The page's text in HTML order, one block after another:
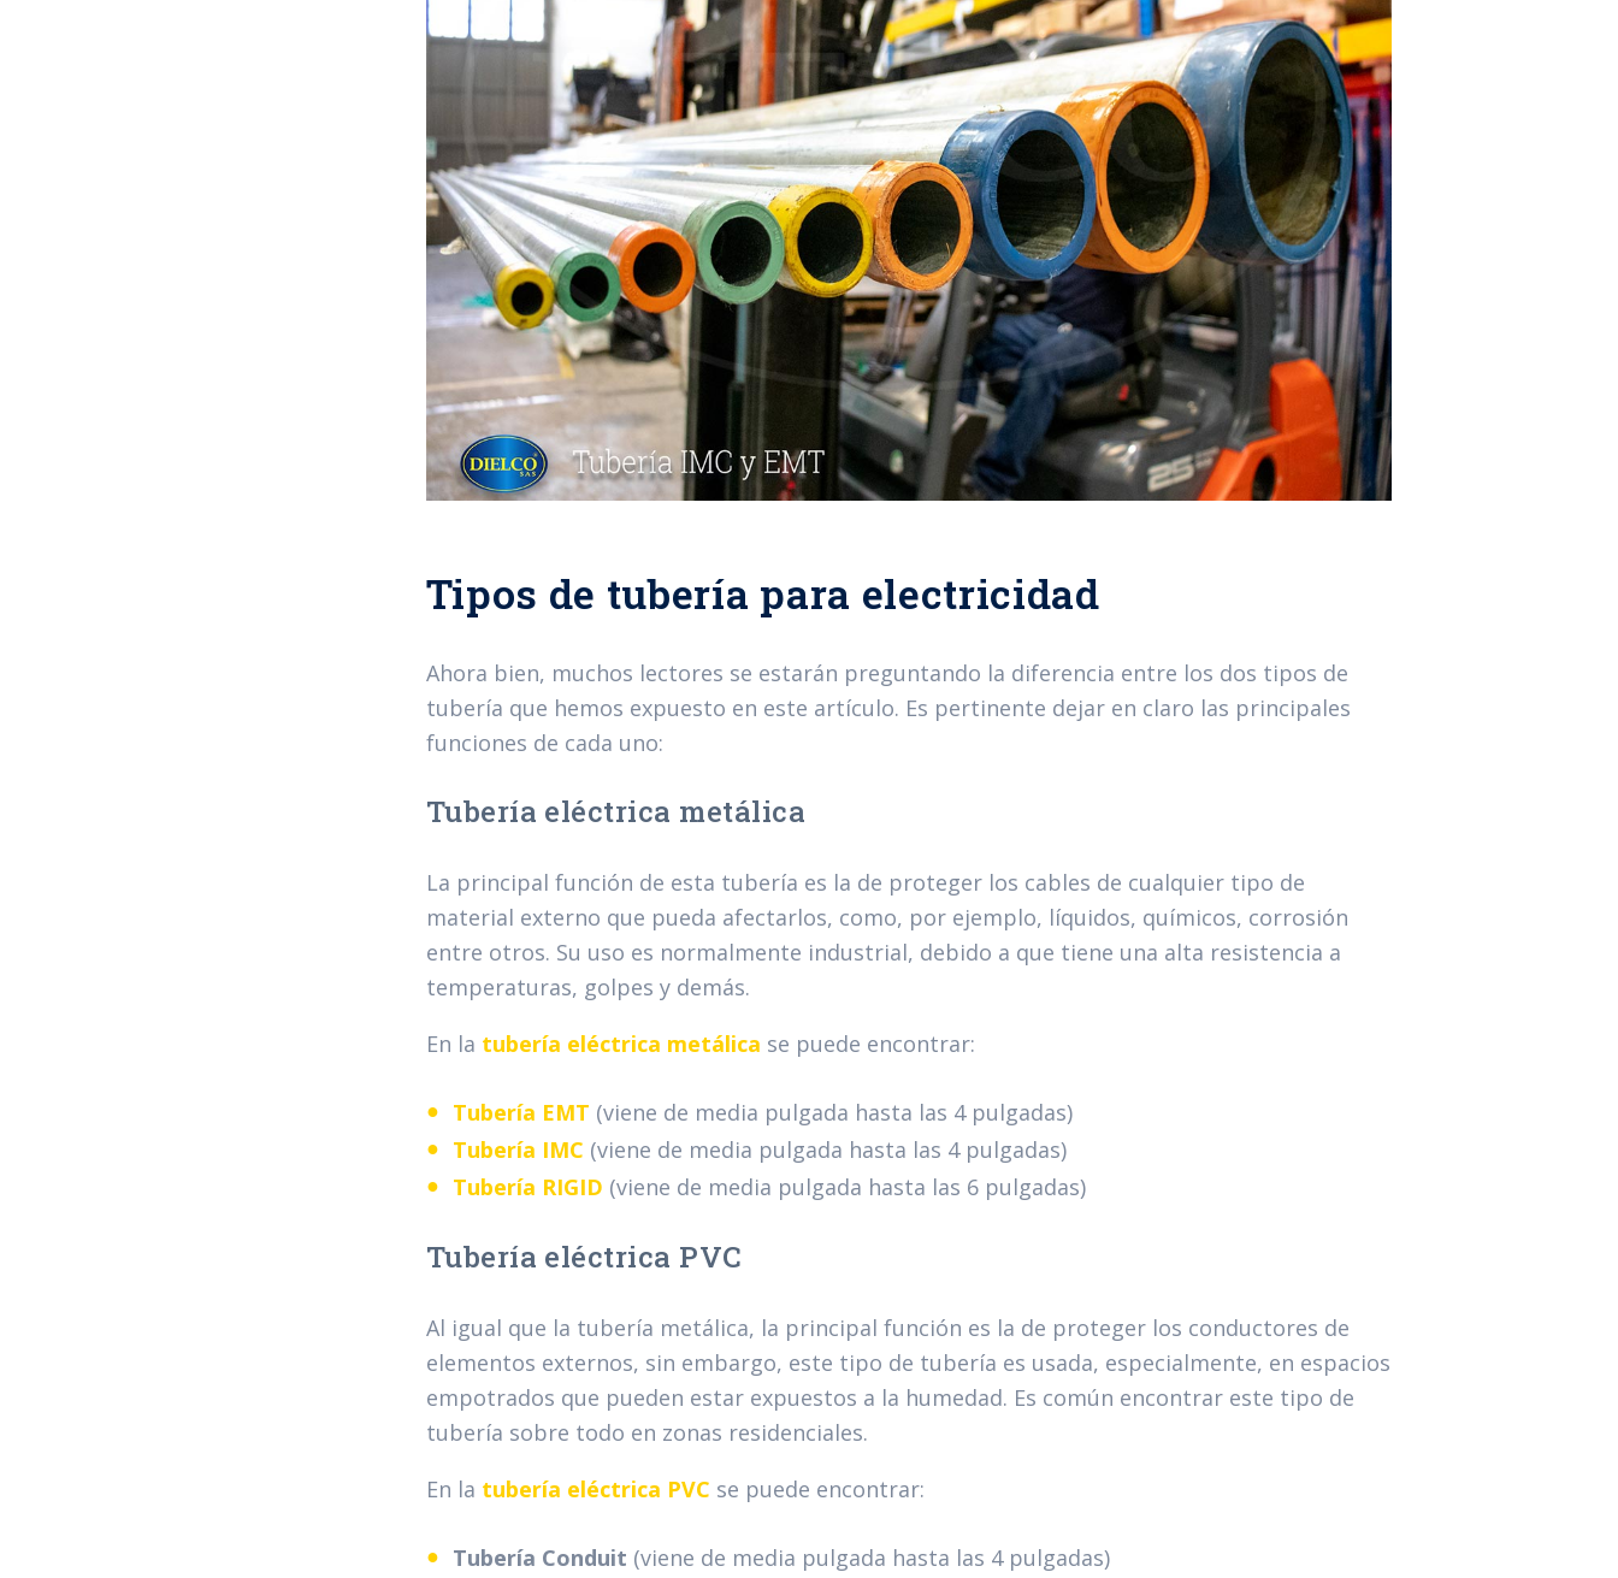
Tipos de tubería para electricidad
Ahora bien, muchos lectores se estarán preguntando la diferencia entre los dos tipos de
tubería que hemos expuesto en este artículo. Es pertinente dejar en claro las principales
funciones de cada uno:
Tubería eléctrica metálica
La principal función de esta tubería es la de proteger los cables de cualquier tipo de
material externo que pueda afectarlos, como, por ejemplo, líquidos, químicos, corrosión
entre otros. Su uso es normalmente industrial, debido a que tiene una alta resistencia a
temperaturas, golpes y demás.
En la tubería eléctrica metálica se puede encontrar:
Tubería EMT (viene de media pulgada hasta las 4 pulgadas)
Tubería IMC (viene de media pulgada hasta las 4 pulgadas)
Tubería RIGID (viene de media pulgada hasta las 6 pulgadas)
Tubería eléctrica PVC
Al igual que la tubería metálica, la principal función es la de proteger los conductores de
elementos externos, sin embargo, este tipo de tubería es usada, especialmente, en espacios
empotrados que pueden estar expuestos a la humedad. Es común encontrar este tipo de
tubería sobre todo en zonas residenciales.
En la tubería eléctrica PVC se puede encontrar:
Tubería Conduit (viene de media pulgada hasta las 4 pulgadas)